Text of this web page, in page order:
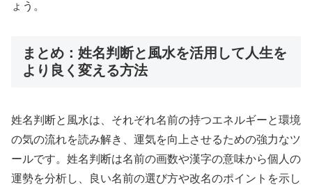
ょう。
まとめ：姓名判断と風水を活用して人生を
より良く変える方法
姓名判断と風水は、それぞれ名前の持つエネルギーと環境
の気の流れを読み解き、運気を向上させるための強力なツ
ールです。姓名判断は名前の画数や漢字の意味から個人の
運勢を分析し、良い名前の選び方や改名のポイントを示し